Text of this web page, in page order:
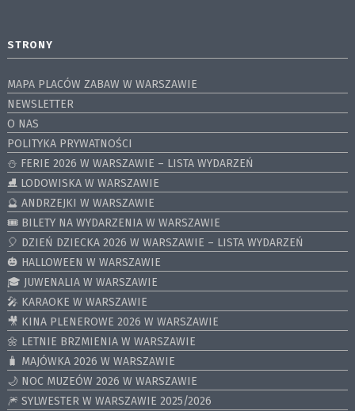
STRONY
MAPA PLACÓW ZABAW W WARSZAWIE
NEWSLETTER
O NAS
POLITYKA PRYWATNOŚCI
⛄️ FERIE 2026 W WARSZAWIE – LISTA WYDARZEŃ
⛸ LODOWISKA W WARSZAWIE
🔮 ANDRZEJKI W WARSZAWIE
🎟️ BILETY NA WYDARZENIA W WARSZAWIE
🎈 DZIEŃ DZIECKA 2026 W WARSZAWIE – LISTA WYDARZEŃ
🎃 HALLOWEEN W WARSZAWIE
🎓 JUWENALIA W WARSZAWIE
🎤 KARAOKE W WARSZAWIE
🎥 KINA PLENEROWE 2026 W WARSZAWIE
🌼 LETNIE BRZMIENIA W WARSZAWIE
🧳 MAJÓWKA 2026 W WARSZAWIE
🌙 NOC MUZEÓW 2026 W WARSZAWIE
🎆 SYLWESTER W WARSZAWIE 2025/2026